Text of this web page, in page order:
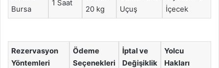
Bursa
1 Saat
20 kg
Uçuş
İçecek
Rezervasyon
Yöntemleri
Ödeme
Seçenekleri
İptal ve
Değişiklik
Yolcu
Hakları